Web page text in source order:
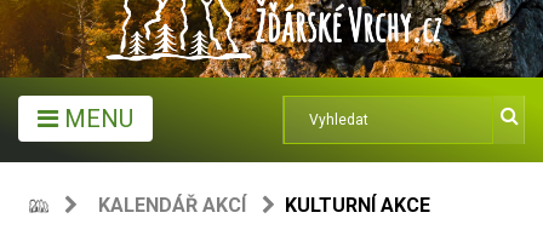
MENU
KALENDÁŘ AKCÍ KULTURNÍ AKCE